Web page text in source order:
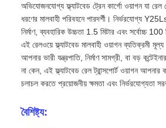
অভিযোজনযোগ্য ফ্ল্যাটবেড ট্রেন কার্গো ওয়াগন যা রেল
ধরণের মালবাহী পরিবহনে পারদর্শী। নির্ভরযোগ্য
নির্মাণ, ব্যবহারিক উচ্চতা 1.5 মিটার এবং সর্বোচ্চ 100
এই রেলওয়ে ফ্ল্যাটবেড মালবাহী ওয়াগন ব্যতিক্রমী
আপনার ভারী যন্ত্রপাতি, নির্মাণ সামগ্রী, বা বড়
না কেন, এই ফ্ল্যাটবেড রেল ট্রান্সপোর্ট ওয়াগন আপনার
চলাচল করতে প্রয়োজনীয় ক্ষমতা এবং নির্ভরযোগ্যতা
বৈশিষ্ট্য: